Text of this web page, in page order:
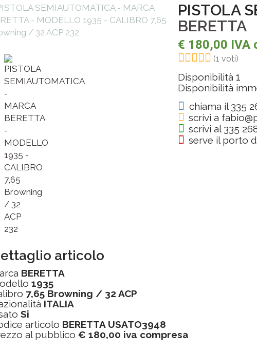
PISTOLA
BERETTA
€ 180,00 IVA
(1 voti)
Disponibilità1
Disponibilità
chiama il 335
scrivi a
scrivi al 335
serve il porto
articolo
BERETTA
1935
7,65 Browning / 32 ACP
ITALIA
Si
articolo BERETTA USATO3948
al pubblico € 180,00 iva compresa